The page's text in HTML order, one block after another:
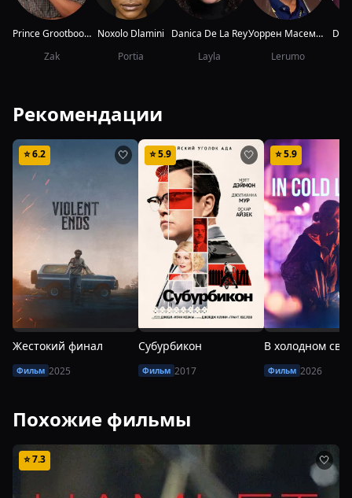
Prince Grootboom
Zak
Noxolo Dlamini
Portia
Danica De La Rey
Layla
Уоррен Масемола
Lerumo
Рекомендации
⭐6.2 🤍
Жестокий финал
Фильм 2025
⭐5.9 🤍
Субурбикон
Фильм 2017
⭐5.9
В холодном
Фильм 2026
Похожие фильмы
⭐7.3 🤍